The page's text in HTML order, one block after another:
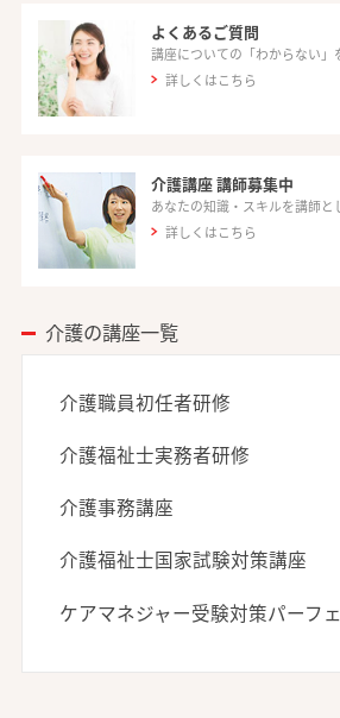
よくあるご質問
講座についての「わからない」
詳しくはこちら
介護講座 講師募集中
あなたの知識・スキルを講師と
詳しくはこちら
介護の講座一覧
介護職員初任者研修
介護福祉士実務者研修
介護事務講座
介護福祉士国家試験対策講座
ケアマネジャー受験対策パーフ